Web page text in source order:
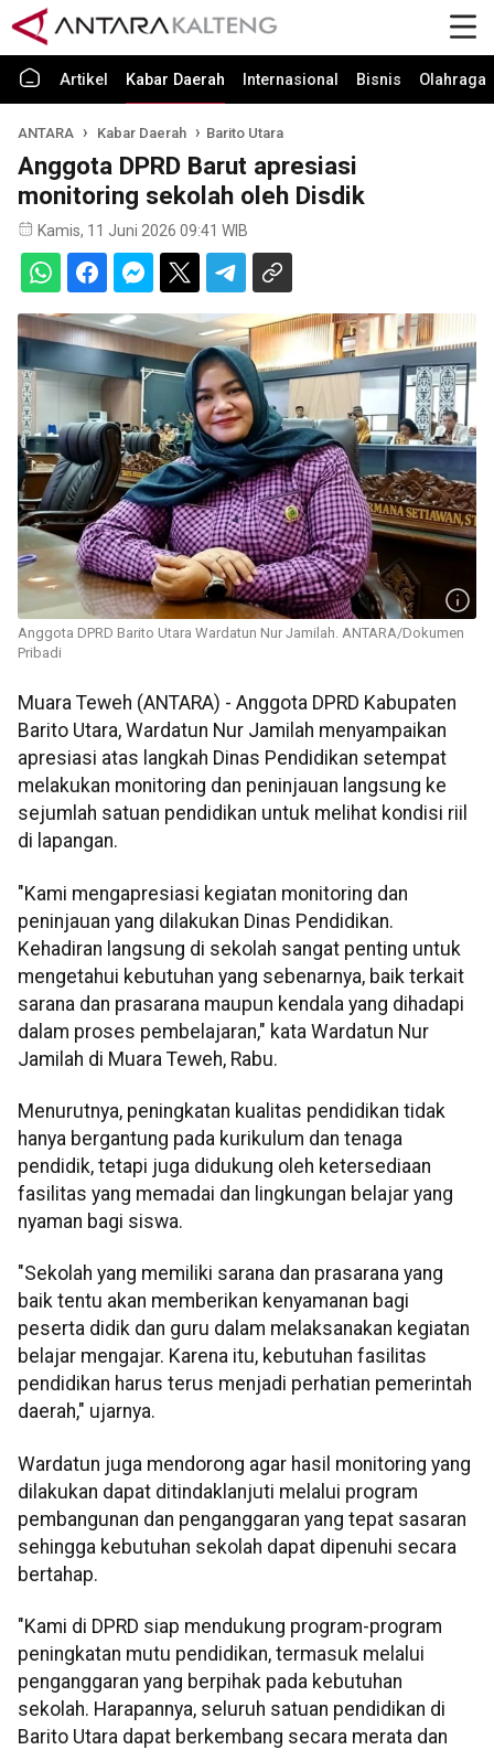
Artikel Kabar Daerah Internasional Bisnis Olahraga
ANTARA Kabar Daerah Barito Utara
Anggota DPRD Barut apresiasi
monitoring sekolah oleh Disdik
Kamis, 11 Juni 2026 09:41 WIB
Anggota DPRD Barito Utara Wardatun Nur Jamilah. ANTARA/Dokumen
Pribadi
Muara Teweh (ANTARA) - Anggota DPRD Kabupaten
Barito Utara, Wardatun Nur Jamilah menyampaikan
apresiasi atas langkah Dinas Pendidikan setempat
melakukan monitoring dan peninjauan langsung ke
sejumlah satuan pendidikan untuk melihat kondisi riil
di lapangan.
"Kami mengapresiasi kegiatan monitoring dan
peninjauan yang dilakukan Dinas Pendidikan.
Kehadiran langsung di sekolah sangat penting untuk
mengetahui kebutuhan yang sebenarnya, baik terkait
sarana dan prasarana maupun kendala yang dihadapi
dalam proses pembelajaran," kata Wardatun Nur
Jamilah di Muara Teweh, Rabu.
Menurutnya, peningkatan kualitas pendidikan tidak
hanya bergantung pada kurikulum dan tenaga
pendidik, tetapi juga didukung oleh ketersediaan
fasilitas yang memadai dan lingkungan belajar yang
nyaman bagi siswa.
"Sekolah yang memiliki sarana dan prasarana yang
baik tentu akan memberikan kenyamanan bagi
peserta didik dan guru dalam melaksanakan kegiatan
belajar mengajar. Karena itu, kebutuhan fasilitas
pendidikan harus terus menjadi perhatian pemerintah
daerah," ujarnya.
Wardatun juga mendorong agar hasil monitoring yang
dilakukan dapat ditindaklanjuti melalui program
pembangunan dan penganggaran yang tepat sasaran
sehingga kebutuhan sekolah dapat dipenuhi secara
bertahap.
"Kami di DPRD siap mendukung program-program
peningkatan mutu pendidikan, termasuk melalui
penganggaran yang berpihak pada kebutuhan
sekolah. Harapannya, seluruh satuan pendidikan di
Barito Utara dapat berkembang secara merata dan